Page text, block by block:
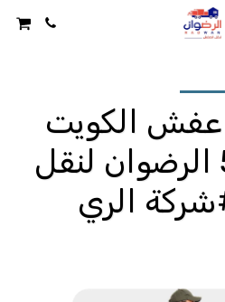
الكويت
51343234 الرضوان لنقل
الري